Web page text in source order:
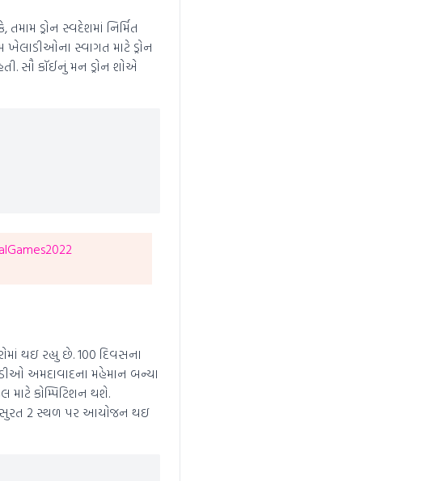
ડ્રોન સ્વદેશમાં નિર્મિત
સ્વાગત માટે ડ્રોન
સૌ કૉઈનું મન ડ્રોન શોએ
થઇ રહ્યુ છે. 100 દિવસના
અમદાવાદના મહેમાન બન્યા
માટે કોમ્પિટિશન થશે.
સુરત 2 સ્થળ પર આયોજન થઇ